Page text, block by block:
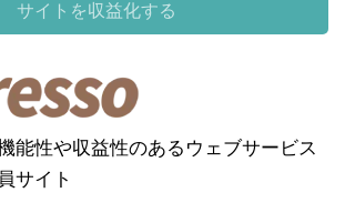
サイトを収益化する
能性や収益性のあるウェブサービス
サイト